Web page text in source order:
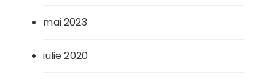
mai 2023
iulie 2020